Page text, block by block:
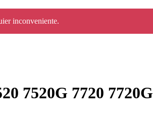
inconveniente.
7520G 7720 7720G